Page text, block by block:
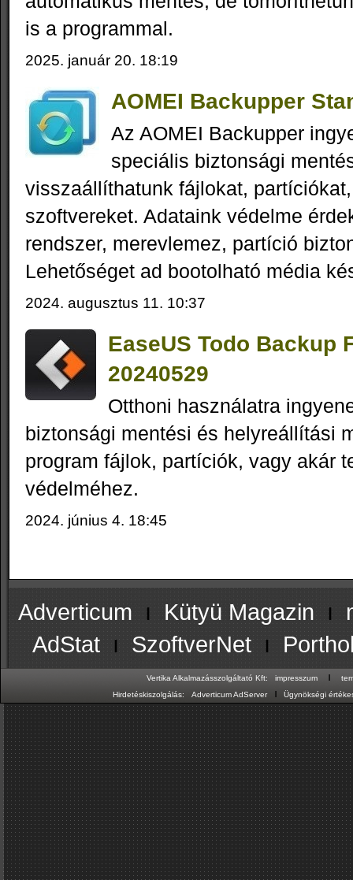
is a programmal.
2025. január 20. 18:19
AOMEI Backupper
Az AOMEI Backupper
speciális biztonsági
visszaállíthatunk fájlokat,
szoftvereket. Adataink védelme
rendszer, merevlemez, partíció
Lehetőséget ad bootolható média
2024. augusztus 11. 10:37
EaseUS Todo Backup
20240529
Otthoni használatra
biztonsági mentési és helyreállítási
program fájlok, partíciók, vagy akár
védelméhez.
2024. június 4. 18:45
Adverticum ı Kütyü Magazinı
AdStat ıSzoftverNetı
Vertika Alkalmazásszolgáltató Kft: impresszum ı
Hirdetéskiszolgálás:
Adverticum AdServer ıÜgynökségi